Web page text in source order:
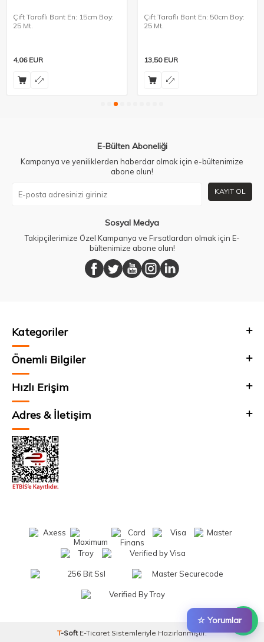
☆ Yorumlar
Çift Taraflı Bant En: 15cm Boy:
25 Mt.
4,06EUR
Çift Taraflı Bant En: 50cm Boy:
25 Mt.
13,50EUR
E-Bülten Aboneliği
Kampanya ve yeniliklerden haberdar olmak için e-bültenimize
abone olun!
KAYIT OL
Sosyal Medya
Takipçilerimize Özel Kampanya ve Fırsatlardan olmak için E-
bültenimize abone olun!
Kategoriler
Önemli Bilgiler
Hızlı Erişim
Adres & İletişim
T-Soft E-Ticaret Sistemleriyle Hazırlanmıştır.